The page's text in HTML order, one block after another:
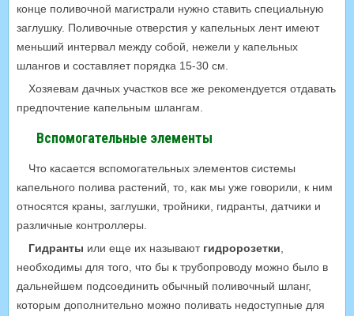
конце поливочной магистрали нужно ставить специальную
заглушку. Поливочные отверстия у капельных лент имеют
меньший интервал между собой, нежели у капельных
шлангов и составляет порядка 15-30 см.
Хозяевам дачных участков все же рекомендуется отдавать
предпочтение капельным шлангам.
Вспомогательные элементы
Что касается вспомогательных элементов системы
капельного полива растений, то, как мы уже говорили, к ним
относятся краны, заглушки, тройники, гидранты, датчики и
различные контроллеры.
Гидранты или еще их называют гидророзетки
необходимы для того, что бы к трубопроводу можно было в
дальнейшем подсоединить обычный поливочный шланг,
которым дополнительно можно поливать недоступные для